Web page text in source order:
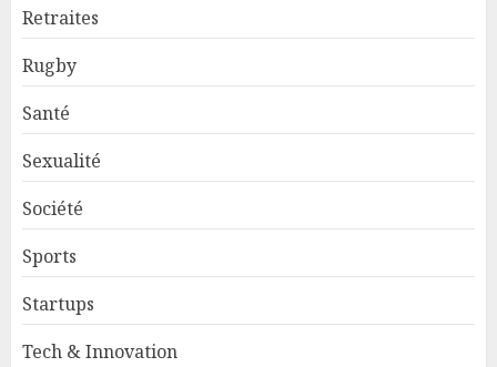
Retraites
Rugby
Santé
Sexualité
Société
Sports
Startups
Tech & Innovation